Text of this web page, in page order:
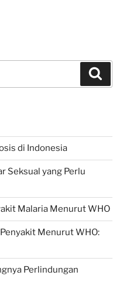
di Indonesia
Seksual yang Perlu
Malaria Menurut WHO
Menurut WHO:
Perlindungan